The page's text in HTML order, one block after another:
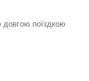
довгою поїздкою